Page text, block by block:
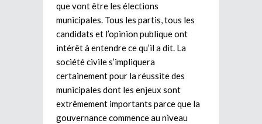
que vont être les élections
municipales. Tous les partis, tous les
candidats et l’opinion publique ont
intérêt à entendre ce qu’il a dit. La
société civile s’impliquera
certainement pour la réussite des
municipales dont les enjeux sont
extrêmement importants parce que la
gouvernance commence au niveau